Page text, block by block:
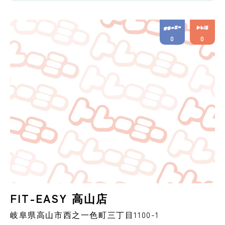
FIT-EASY 高山店
岐阜県高山市西之一色町三丁目1100-1
0 0